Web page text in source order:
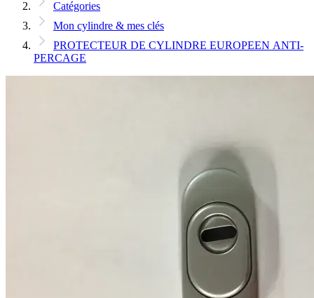
Catégories
Mon cylindre & mes clés
PROTECTEUR DE CYLINDRE EUROPEEN ANTI-
PERCAGE